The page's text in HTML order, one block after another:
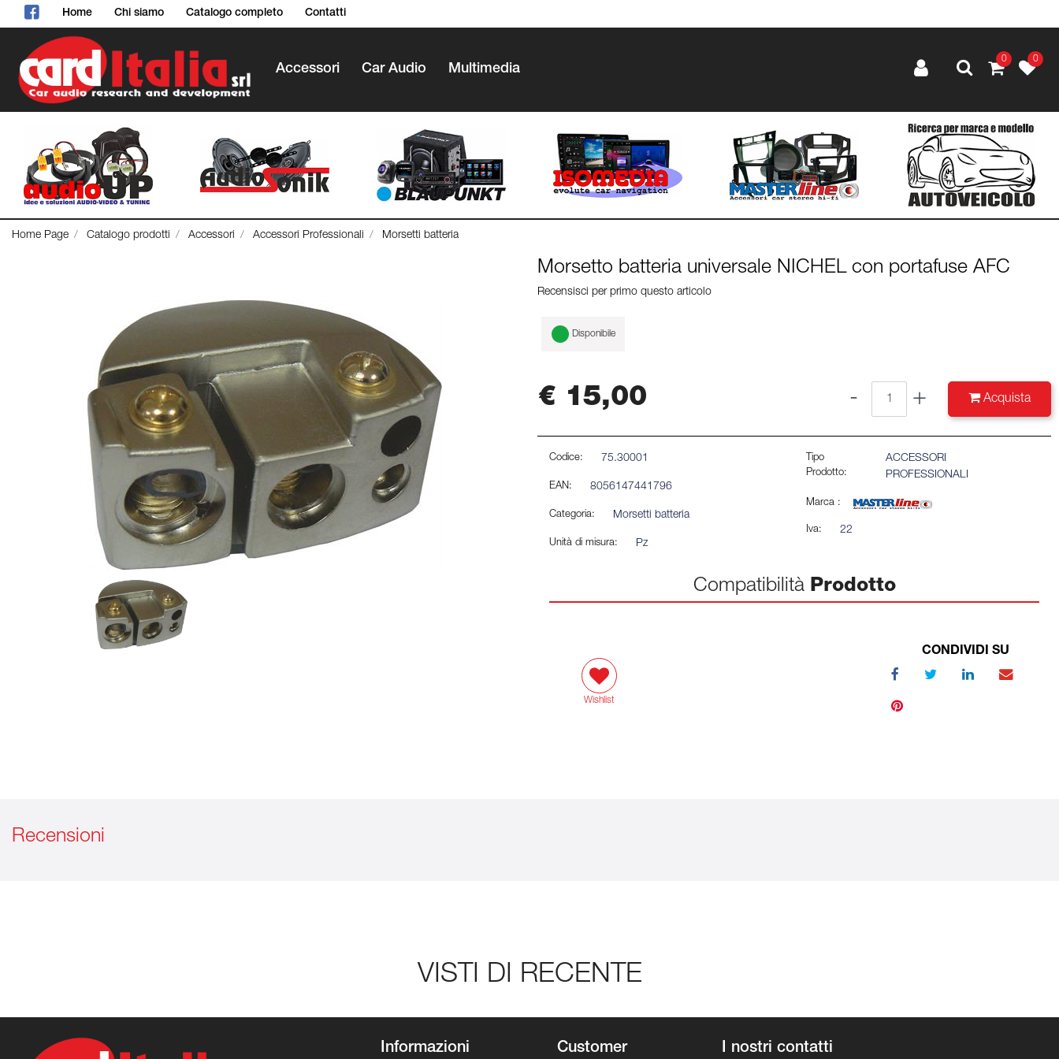
Home Chi siamo Catalogo completo Contatti
Accessori Car Audio Multimedia
0 0
Home Page Catalogo prodotti Accessori Accessori Professionali Morsetti batteria
Morsetto batteria universale NICHEL con portafuse AFC
Recensisci per primo questo articolo
Disponibile
€ 15,00 Acquista
Codice: 75.30001
EAN: 8056147441796
Categoria: Morsetti batteria
Unità di misura: Pz
Tipo
Prodotto:
ACCESSORI
PROFESSIONALI
Marca :
Iva: 22
Compatibilità Prodotto
Wishlist
CONDIVIDI SU
Recensioni
VISTI DI RECENTE
Informazioni Customer I nostri contatti